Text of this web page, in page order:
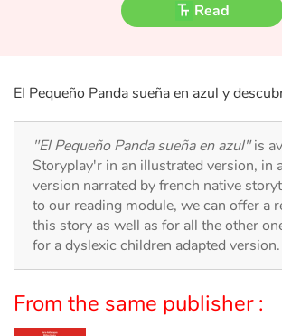
Ogres, monsters and witches
Ecology, nature, seasons
The animals
Travel, epic, investigation, adventure
Around the world
Learning
Read
El Pequeño Panda sueña en azul y
"El Pequeño Panda sueña en azul"is
Storyplay'r in an illustrated version, in
version narrated by french native
to our reading module, we can offer a
this story as well as for all the other
for a dyslexic children adapted version.
From the same publisher :